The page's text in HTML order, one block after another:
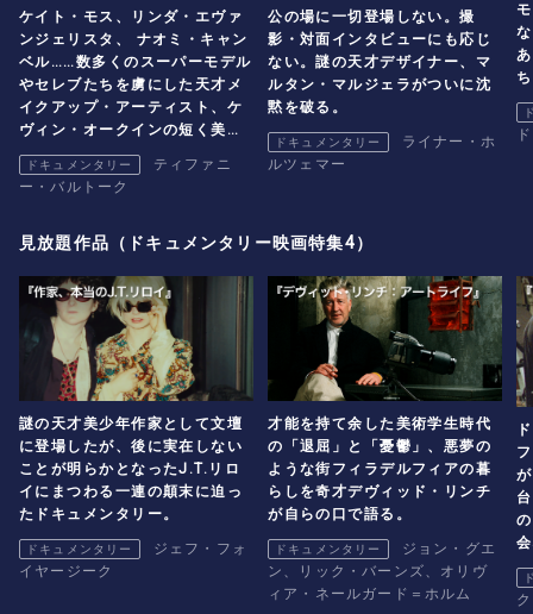
ケイト・モス、リンダ・エヴァ
ンジェリスタ、 ナオミ・キャン
ベル……数多くのスーパーモデル
やセレブたちを虜にした天才メ
イクアップ・アーティスト、ケ
ヴィン・オークインの短く美し
い人生を描くストーリー。
ドキュメンタリー
ティファニ
ー・バルトーク
公の場に一切登場しない。撮
影・対面インタビューにも応じ
ない。謎の天才デザイナー、マ
ルタン・マルジェラがついに沈
黙を破る。
ドキュメンタリー
ライナー・ホ
ルツェマー
ド
見放題作品（ドキュメンタリー映画特集4）
謎の天才美少年作家として文壇
に登場したが、後に実在しない
ことが明らかとなったJ.T.リロ
イにまつわる一連の顛末に迫っ
たドキュメンタリー。
ドキュメンタリー
ジェフ・フォ
イヤージーク
才能を持て余した美術学生時代
の「退屈」と「憂鬱」、悪夢の
ような街フィラデルフィアの暮
らしを奇才デヴィッド・リンチ
が自らの口で語る。
ドキュメンタリー
ジョン・グエ
ン、リック・バーンズ、オリヴ
ィア・ネールガード＝ホルム